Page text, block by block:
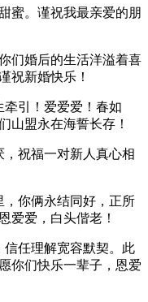
蜜。谨祝我最亲爱的朋
们婚后的生活洋溢着喜
祝新婚快乐！
牵引！爱爱爱！春如
山盟永在海誓长存！
，祝福一对新人真心相
，你俩永结同好，正所
爱爱，白头偕老！
信任理解宽容默契。此
你们快乐一辈子，恩爱